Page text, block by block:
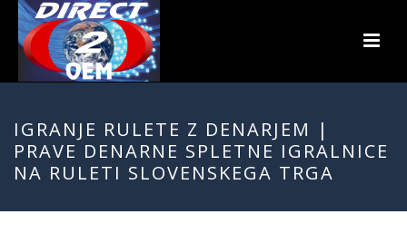
IGRANJE RULETE Z DENARJEM |
PRAVE DENARNE SPLETNE IGRALNICE
NA RULETI SLOVENSKEGA TRGA